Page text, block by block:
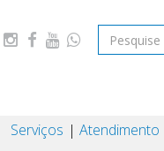
Serviços Atendimento